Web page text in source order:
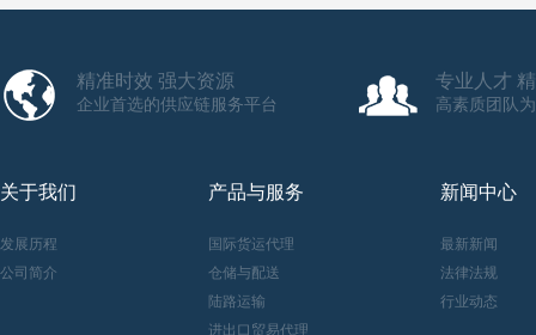
精准时效 强大资源
企业首选的供应链服务平台
专业人才
高素质团队
关于我们
发展历程
公司简介
产品与服务
国际货运代理
仓储与配送
陆路运输
进出口贸易代理
新闻中心
最新新闻
法律法规
行业动态